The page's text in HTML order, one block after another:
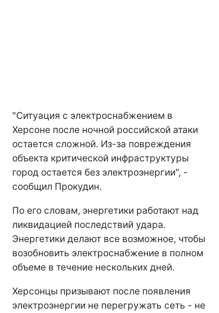
"Ситуация с электроснабжением в
Херсоне после ночной российской атаки
остается сложной. Из-за повреждения
объекта критической инфраструктуры
город остается без электроэнергии", -
сообщил Прокудин.
По его словам, энергетики работают над
ликвидацией последствий удара.
Энергетики делают все возможное, чтобы
возобновить электроснабжение в полном
объеме в течение нескольких дней.
Херсонцы призывают после появления
электроэнергии не перегружать сеть - не